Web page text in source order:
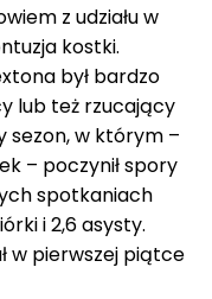
z udziału w
kostki.
był bardzo
lub też rzucający
sezon, w którym –
– poczynił spory
spotkaniach
i 2,6 asysty.
w pierwszej piątce